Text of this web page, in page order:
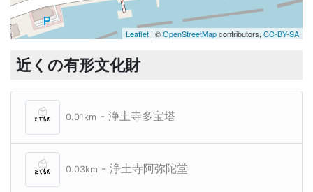
Leaflet | ©OpenStreetMapcontributors, CC-BY-SA
近くの有形文化財
0.01km - 浄土寺多宝塔
0.03km - 浄土寺阿弥陀堂